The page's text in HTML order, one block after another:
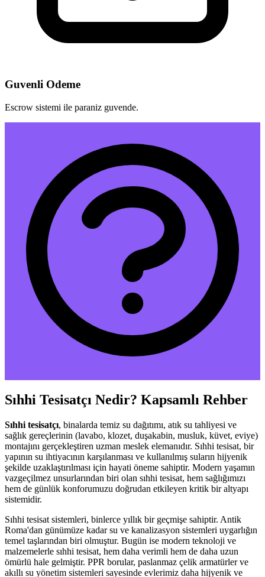
Guvenli Odeme
Escrow sistemi ile paraniz guvende.
Sıhhi Tesisatçı Nedir? Kapsamlı Rehber
Sıhhi tesisatçı, binalarda temiz su dağıtımı, atık su tahliyesi ve
sağlık gereçlerinin (lavabo, klozet, duşakabin, musluk, küvet, eviye)
montajını gerçekleştiren uzman meslek elemanıdır. Sıhhi tesisat, bir
yapının su ihtiyacının karşılanması ve kullanılmış suların hijyenik
şekilde uzaklaştırılması için hayati öneme sahiptir. Modern yaşamın
vazgeçilmez unsurlarından biri olan sıhhi tesisat, hem sağlığımızı
hem de günlük konforumuzu doğrudan etkileyen kritik bir altyapı
sistemidir.
Sıhhi tesisat sistemleri, binlerce yıllık bir geçmişe sahiptir. Antik
Roma'dan günümüze kadar su ve kanalizasyon sistemleri uygarlığın
temel taşlarından biri olmuştur. Bugün ise modern teknoloji ve
malzemelerle sıhhi tesisat, hem daha verimli hem de daha uzun
ömürlü hale gelmiştir. PPR borular, paslanmaz çelik armatürler ve
akıllı su yönetim sistemleri sayesinde evlerimiz daha hijyenik ve